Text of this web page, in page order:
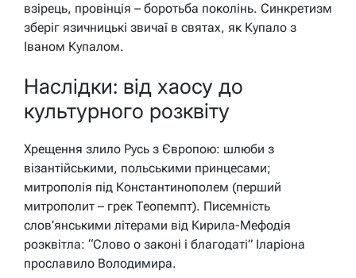
взірець, провінція – боротьба поколінь. Синкретизм
зберіг язичницькі звичаї в святах, як Купало з
Іваном Купалом.
Наслідки: від хаосу до
культурного розквіту
Хрещення злило Русь з Європою: шлюби з
візантійськими, польськими принцесами;
митрополія під Константинополем (перший
митрополит – грек Теопемпт). Писемність
слов’янськими літерами від Кирила-Мефодія
розквітла: “Слово о законі і благодаті” Іларіона
прославило Володимира.